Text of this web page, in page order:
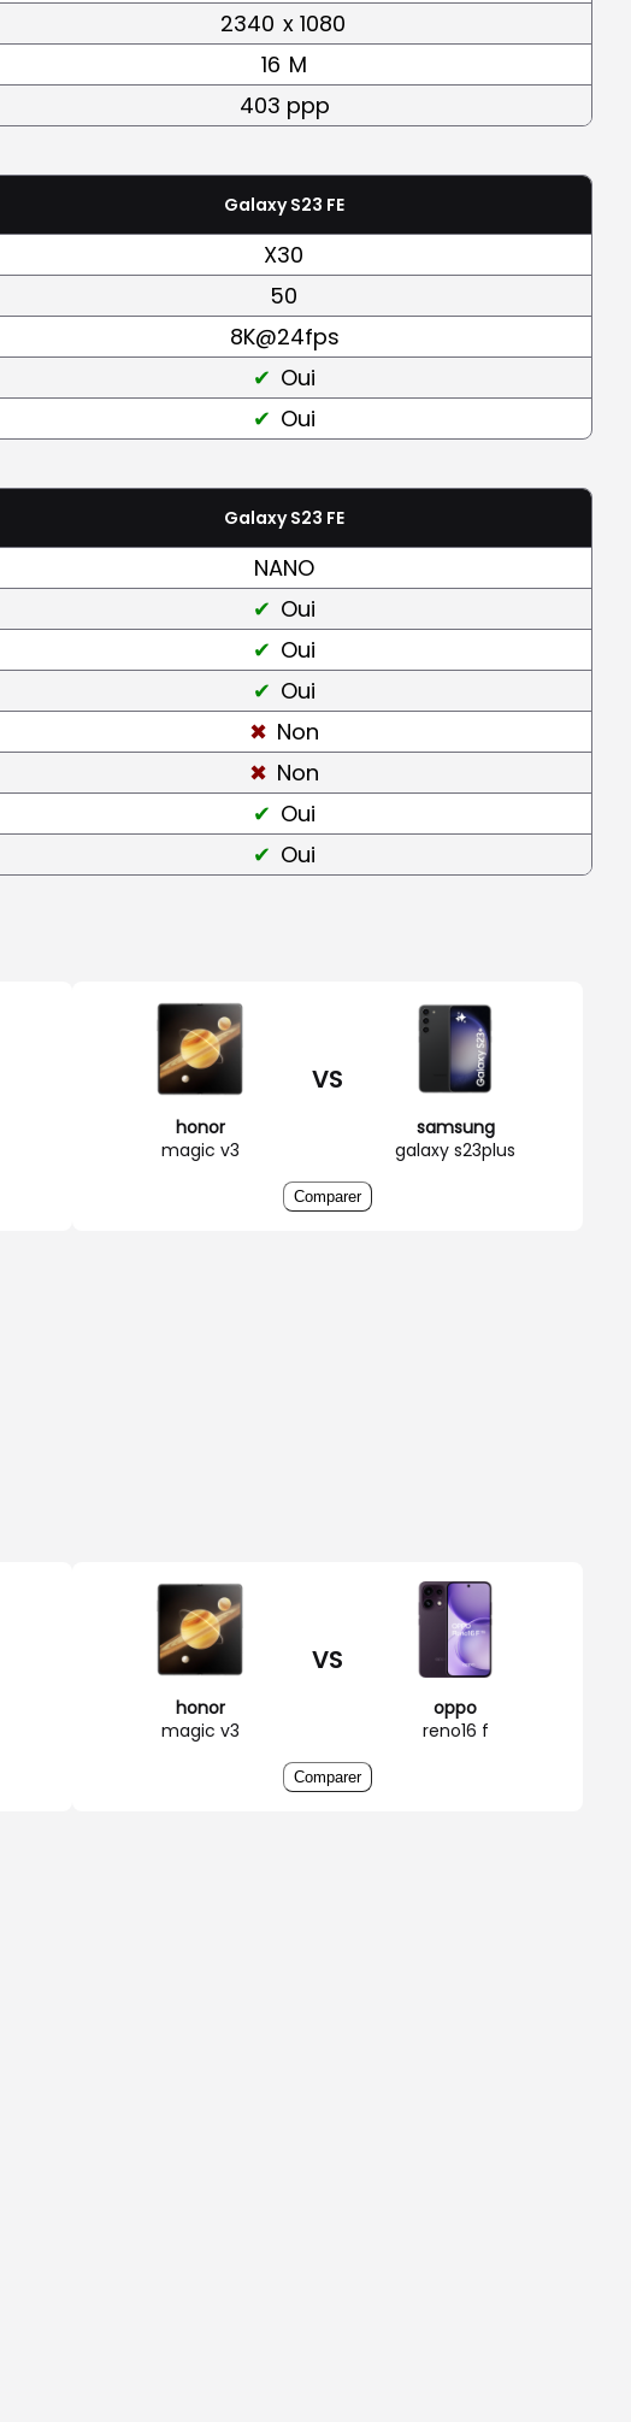
2340 x 1080
16 M
403 ppp
Galaxy S23 FE
X30
50
8K@24fps
Oui
Oui
Galaxy S23 FE
NANO
Oui
Oui
Oui
Non
Non
Oui
Oui
honor
magic v3
VS
samsung
galaxy s23plus
Comparer
honor
magic v3
VS
oppo
reno16 f
Comparer